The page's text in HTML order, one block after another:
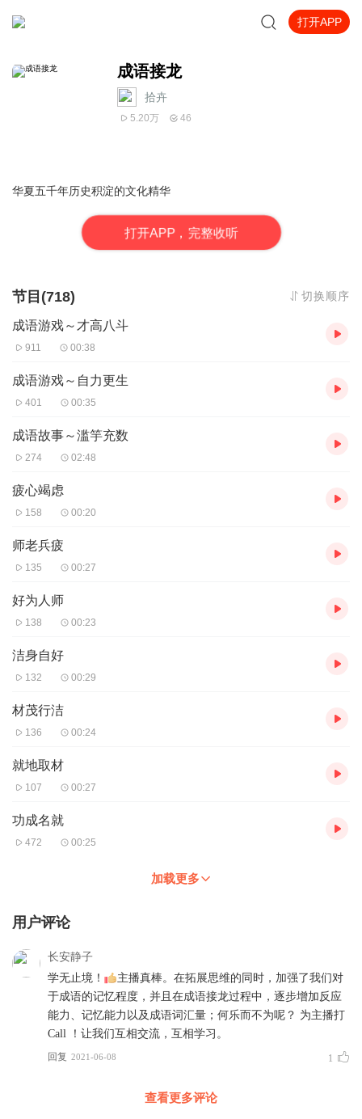
打开APP
成语接龙
拾卉
5.20万 46
华夏五千年历史积淀的文化精华
打开APP，完整收听
节目(718) 切换顺序
成语游戏～才高八斗
911 00:38
成语游戏～自力更生
401 00:35
成语故事～滥竽充数
274 02:48
疲心竭虑
158 00:20
师老兵疲
135 00:27
好为人师
138 00:23
洁身自好
132 00:29
材茂行洁
136 00:24
就地取材
107 00:27
功成名就
472 00:25
加载更多
用户评论
长安静子
学无止境！
主播真棒。在拓展思维的同时，加强了我们对
于成语的记忆程度，并且在成语接龙过程中，逐步增加反应
能力、记忆能力以及成语词汇量；何乐而不为呢？ 为主播打
Call ！让我们互相交流，互相学习。
回复 2021-06-08 1
查看更多评论